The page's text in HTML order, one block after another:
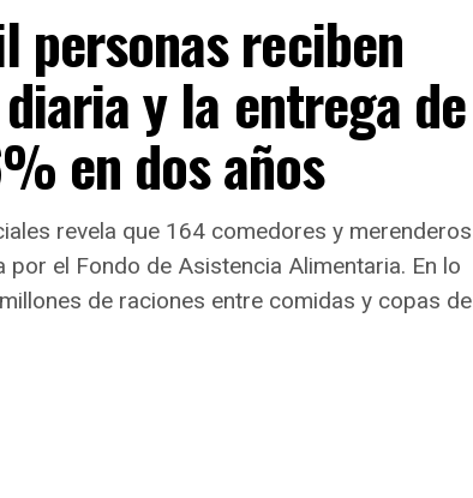
personas reciben
y la entrega de
en dos años
revela que 164 comedores y merenderos
el Fondo de Asistencia Alimentaria. En lo
de raciones entre comidas y copas de